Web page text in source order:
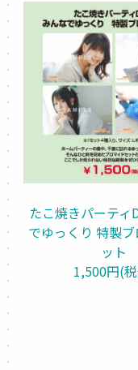
たこ焼きパーティ
でゆっくり 特製
ット
1,500円(